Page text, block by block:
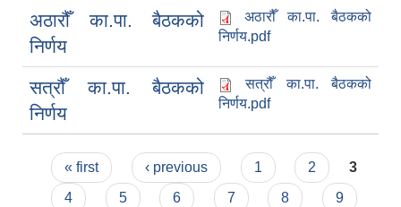
अठारौँ का.पा. बैठकको
निर्णय
अठारौँ का.पा. बैठकको
निर्णय.pdf
सत्रौँ का.पा. बैठकको
निर्णय
सत्रौँ का.पा. बैठकको
निर्णय.pdf
Pages
« first ‹ previous 1 2
3
4
5 6 7 8
9